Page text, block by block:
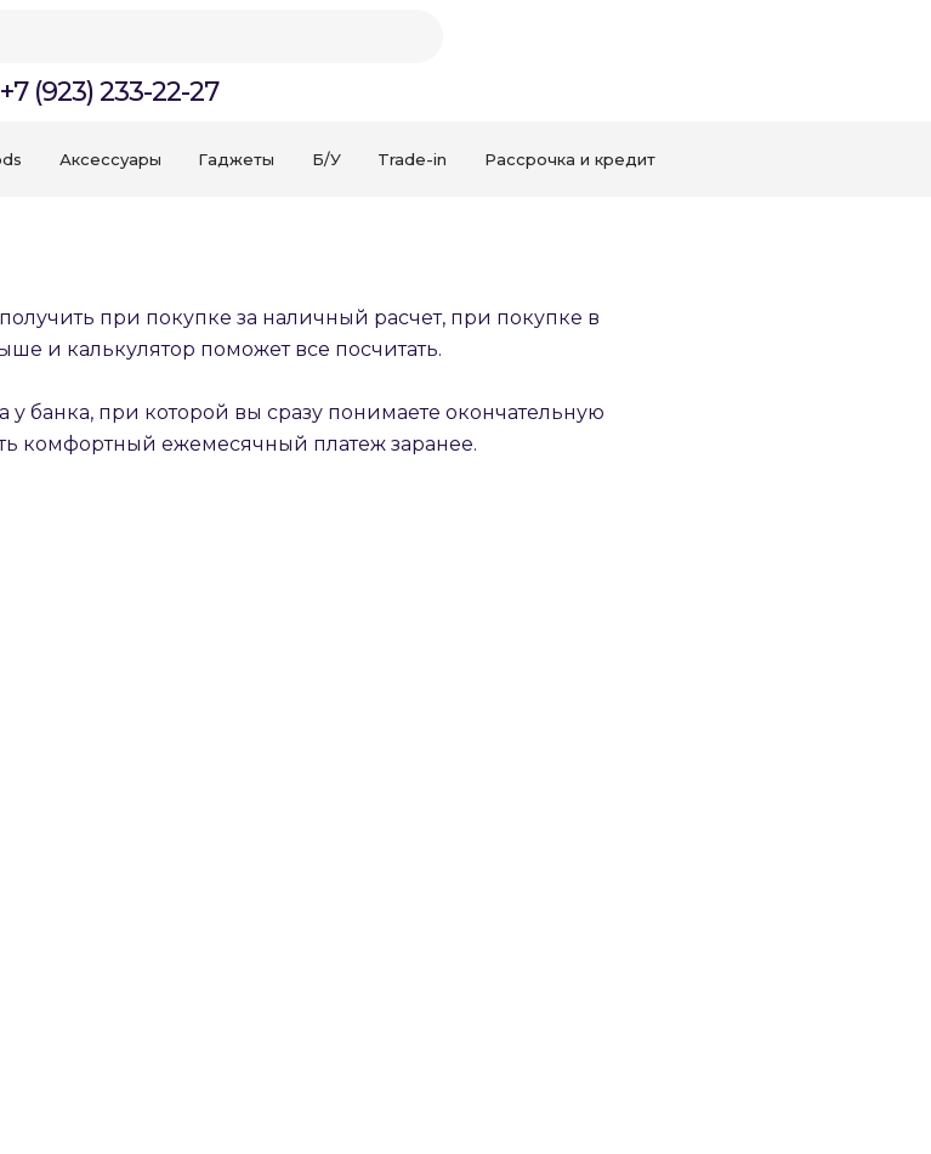
+7 (923) 233-22-27
Аксессуары Гаджеты Б/У Trade-in Рассрочка и кредит
при покупке за наличный расчет, при покупке в
и калькулятор поможет все посчитать.
банка, при которой вы сразу понимаете окончательную
комфортный ежемесячный платеж заранее.